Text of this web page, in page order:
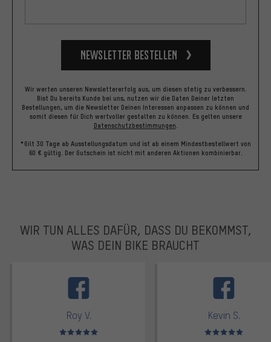
Newsletter bestellen
Wir werten unseren Newslettererfolg aus, um diesen stetig zu verbessern.
Bist Du bereits Kunde bei uns, nutzen wir die Daten Deiner letzten
Bestellungen, um die Newsletter Deinen Interessen anpassen zu können und
somit diesen für Dich wertvoller gestalten zu können. Es gelten unsere
Datenschutzbestimmungen.
*Gilt 30 Tage ab Ausstellungsdatum und ist ab einem Mindestbestellwert von
60 € gültig. Der Gutschein ist nicht mit anderen Aktionen kombinierbar.
WIR TUN ALLES DAFÜR, DASS DU BEKOMMST,
WAS DEIN BIKE BRAUCHT
Roy V.
Bewertungen: 5 von 5
Kevin S.
Bewertungen: 5 von 5